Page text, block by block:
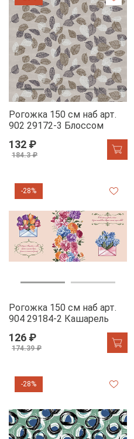
Рогожка 150 см наб арт.
902 29172-3 Блоссом
132 ₽
184.3 ₽
-28%
Рогожка 150 см наб арт.
904 29184-2 Кашарель
126 ₽
174.39 ₽
-28%